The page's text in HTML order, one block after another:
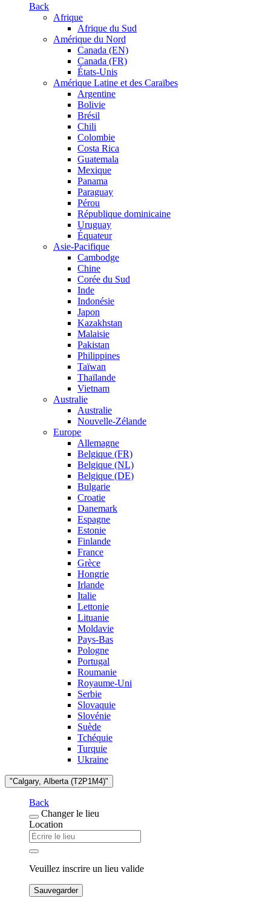
Back
Afrique
Afrique du Sud
Amérique du Nord
Canada (EN)
Canada (FR)
États-Unis
Amérique Latine et des Caraïbes
Argentine
Bolivie
Brésil
Chili
Colombie
Costa Rica
Guatemala
Mexique
Panama
Paraguay
Pérou
République dominicaine
Uruguay
Équateur
Asie-Pacifique
Cambodge
Chine
Corée du Sud
Inde
Indonésie
Japon
Kazakhstan
Malaisie
Pakistan
Philippines
Taïwan
Thaïlande
Vietnam
Australie
Australie
Nouvelle-Zélande
Europe
Allemagne
Belgique (FR)
Belgique (NL)
Belgique (DE)
Bulgarie
Croatie
Danemark
Espagne
Estonie
Finlande
France
Grèce
Hongrie
Irlande
Italie
Lettonie
Lituanie
Moldavie
Pays-Bas
Pologne
Portugal
Roumanie
Royaume-Uni
Serbie
Slovaquie
Slovénie
Suède
Tchéquie
Turquie
Ukraine
"Calgary, Alberta (T2P1M4)"
Back
Changer le lieu
Location
Veuillez inscrire un lieu valide
Sauvegarder